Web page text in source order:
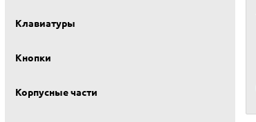
Клавиатуры
Кнопки
Корпусные части